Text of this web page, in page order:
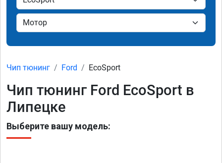
Чип тюнинг Ford EcoSport
Чип тюнинг Ford EcoSport в
Липецке
Выберите вашу модель: